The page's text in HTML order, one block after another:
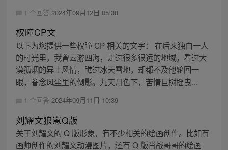
1 个回答 2024年09月12日 05:38
权瞳CP文
以下为您提供一些权瞳 CP 相关的文字： 在后来独自一人
的时光里，我曾云游四海，走过很多很远的地域。看过大
漠孤烟的异土风情，瞧过冰天雪地，却都不及他轮回一
眼，眷念风尘里的倒影。九天月色下，苦情巨树摇曳...
1 个回答 2024年09月11日 10:39
刘耀文狼崽Q版
关于刘耀文的 Q 版形象，有不少相关的绘画创作。比如有
画师创作的刘耀文动漫图片，还有 Q 版肖战哥哥的绘画